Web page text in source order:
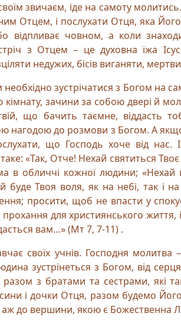
звичаєм, іде на самоту
Отцем, і послухати Отця, яка Його
відпливає човном, а коли
з Отцем – це духовна їжа
недужих, бісів виганяти,
зустрічатися з Богом на
зачини за собою двері й
що бачить таємне, віддасть
нагодою до розмови з Богом. А
що Господь хоче від
«Так, Отче! Нехай святиться
в обличчі кожної людини;
буде Твоя воля, як на небі, так і
просити, щоб не впасти у
прохання для християнського
вам…» (Мт 7, 7-11) .
своїх учнів. Господня молитва
зустрінеться з Богом, від
разом з братами та сестрами, які
і дочки Отця, разом будемо
аж до вершини, якою є Божественна